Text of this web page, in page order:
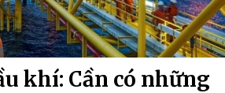
khí: Cần có những